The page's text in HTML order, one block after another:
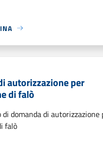
autorizzazione per
di falò
di domanda di autorizzazione
falò